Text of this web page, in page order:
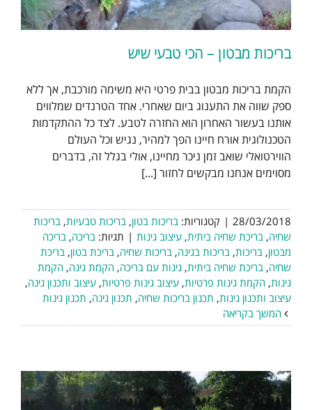
בריכות מבטון – הכי טבעי שיש
הקמת בריכות מבטון בבית פרטי היא משימה מורכבת, אך ללא
ספק שווה את התענוג ביום שאחרי. אחד הטרנדים שמלווים
אותנו בעשור האחרון הוא החזרה לטבע. לצד כל ההתקדמות
הטכנולוגית אורח חיינו הפך למהיר, נגיש וכל העולם
הווירטואלי שואב זמן ניכר מחיינו, אולי בגלל זה, בדברים
מסוימים אנחנו מבקשים לחזור [...]
28/03/2018
| קטגוריות: בריכות בטון, בריכות טבעיות, בריכות
שחיה, בריכת שחיה ביתית, עיצוב גינות | תגיות: בריכה, בריכה
מבטון, בריכות, בריכות בגינה, בריכות שחיה, בריכת בטון, בריכת
שחיה, בריכת שחיה ביתית, גינות עם בריכה, הקמת גינה, הקמת
גינות, הקמת גינות פרטיות, עיצוב גינות פרטיות, עיצוב ותכנון גינה,
עיצוב ותכנון גינות, תכנון בריכות שחיה, תכנון גינה, תכנון גינות
המשך בקריאה